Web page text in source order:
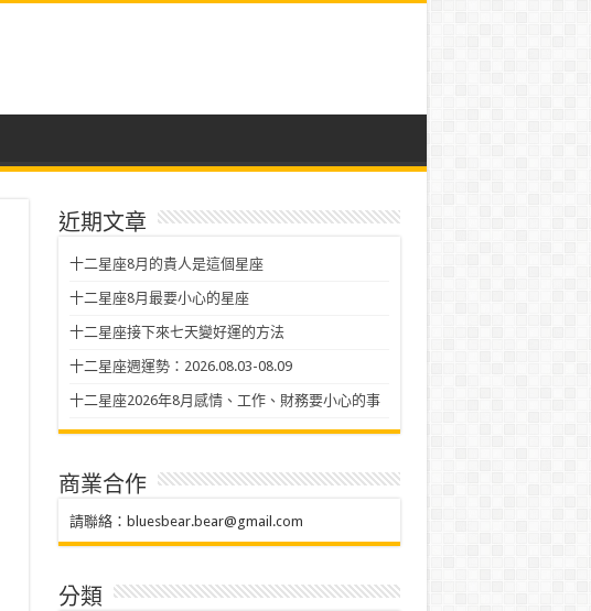
近期文章
十二星座8月的貴人是這個星座
十二星座8月最要小心的星座
十二星座接下來七天變好運的方法
十二星座週運勢：2026.08.03-08.09
十二星座2026年8月感情、工作、財務要小心的事
商業合作
請聯絡： bluesbear.bear@gmail.com
分類